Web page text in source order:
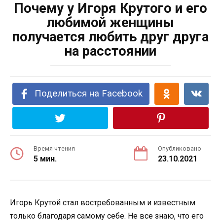
Почему у Игоря Крутого и его
любимой женщины
получается любить друг друга
на расстоянии
Поделиться на Facebook
Время чтения
5 мин.
Опубликовано
23.10.2021
Игорь Крутой стал востребованным и известным
только благодаря самому себе. Не все знаю, что его